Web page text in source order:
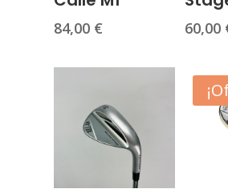
84,00 € 60,00